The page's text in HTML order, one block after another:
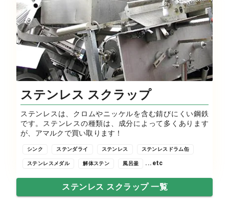
ステンレス スクラップ
ステンレスは、クロムやニッケルを含む錆びにくい鋼鉄
です。ステンレスの種類は、成分によって多くあります
が、アマルクで買い取ります！
シンク ステンダライ ステンレス ステンレスドラム缶
ステンレスメダル 解体ステン 風呂釜 ...etc
ステンレス スクラップ 一覧